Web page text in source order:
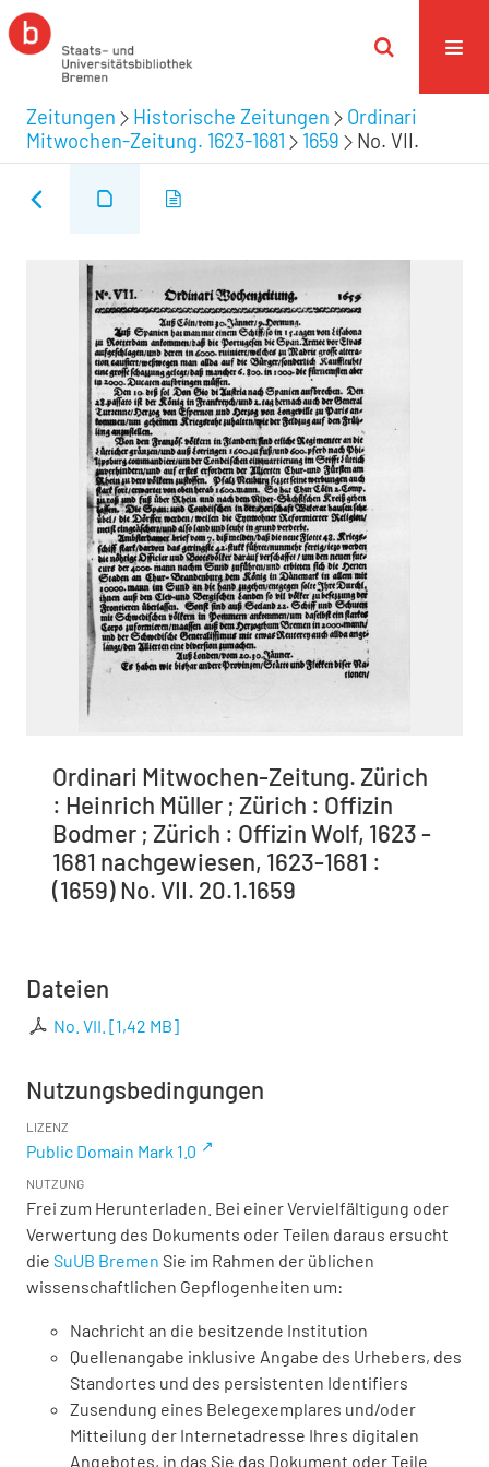
Zeitungen Historische Zeitungen
Ordinari
Mitwochen-Zeitung. 1623-1681
1659 No. VII.
Ordinari Mitwochen-Zeitung. Zürich
: Heinrich Müller ; Zürich : Offizin
Bodmer ; Zürich : Offizin Wolf, 1623 -
1681 nachgewiesen, 1623-1681 :
(1659) No. VII. 20.1.1659
Dateien
No. VII. [1,42 MB]
Nutzungsbedingungen
LIZENZ
Public Domain Mark 1.0
NUTZUNG
Frei zum Herunterladen. Bei einer Vervielfältigung oder
Verwertung des Dokuments oder Teilen daraus ersucht
die SuUB Bremen Sie im Rahmen der üblichen
wissenschaftlichen Gepflogenheiten um:
Nachricht an die besitzende Institution
Quellenangabe inklusive Angabe des Urhebers, des
Standortes und des persistenten Identifiers
Zusendung eines Belegexemplares und/oder
Mitteilung der Internetadresse Ihres digitalen
Angebotes, in das Sie das Dokument oder Teile